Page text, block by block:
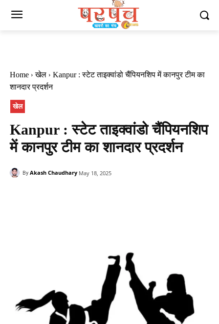
Home खेल
Kanpur : स्टेट ताइक्वांडो चैंपियनशिप में कानपुर टीम का
शानदार प्रदर्शन
खेल
Kanpur : स्टेट ताइक्वांडो चैंपियनशिप
में कानपुर टीम का शानदार प्रदर्शन
By Akash Chaudhary May 18, 2025